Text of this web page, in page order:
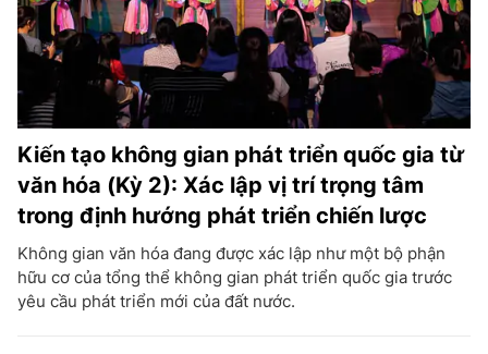
Kiến tạo không gian phát triển quốc gia từ
văn hóa (Kỳ 2): Xác lập vị trí trọng tâm
trong định hướng phát triển chiến lược
Không gian văn hóa đang được xác lập như một bộ phận
hữu cơ của tổng thể không gian phát triển quốc gia trước
yêu cầu phát triển mới của đất nước.